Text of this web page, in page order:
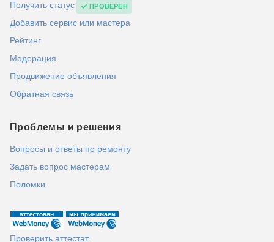
Получить статус ПРОВЕРЕН
Добавить сервис или мастера
Рейтинг
Модерация
Продвижение объявления
Обратная связь
Проблемы и решения
Вопросы и ответы по ремонту
Задать вопрос мастерам
Поломки
Проверить аттестат